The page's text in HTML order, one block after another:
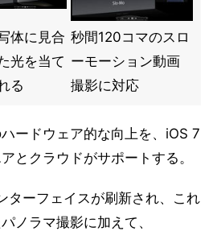
体に見合
光を当て
る
秒間120コマのスロ
ーモーション動画
撮影に対応
ードウェア的な向上を、iOS 7
とクラウドがサポートする。
ターフェイスが刷新され、これ
ノラマ撮影に加えて、